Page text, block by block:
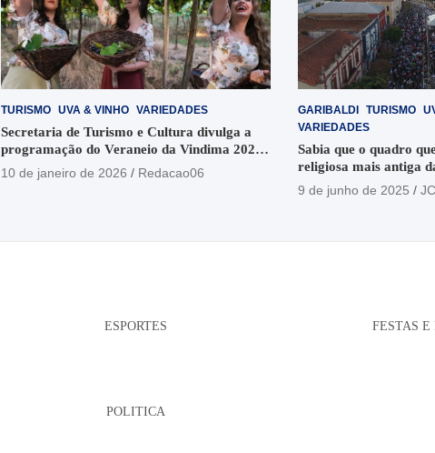
TURISMO UVA & VINHO VARIEDADES
Secretaria de Turismo e Cultura divulga a
programação do Veraneio da Vindima 2026
em Garibaldi
10 de janeiro de 2026 Redacao06
GARIBALDI TURISMO
VARIEDADES
Sabia que o quadro
religiosa mais antiga
está no Santuário
9 de junho de 2025
ESPORTES
POLITICA
FESTAS E